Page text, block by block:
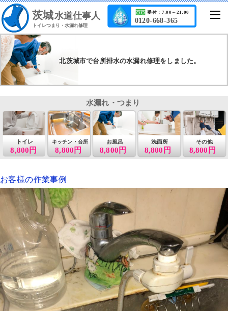
茨城水道仕事人
トイレつまり・水漏れ修理
0120-668-365
受付：7:00～21:00
北茨城市で台所排水の水漏れ修理をしました。
8,800円
トイレ
8,800円
キッチン・台所 お風呂
8,800円
洗面所
8,800円
その他
8,800円
水漏れ・つまり
お客様の作業事例